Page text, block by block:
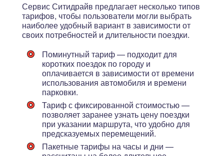
Сервис Ситидрайв предлагает несколько типов
тарифов, чтобы пользователи могли выбрать
наиболее удобный вариант в зависимости от
своих потребностей и длительности поездки.
Поминутный тариф — подходит для
коротких поездок по городу и
оплачивается в зависимости от времени
использования автомобиля и времени
парковки.
Тариф с фиксированной стоимостью —
позволяет заранее узнать цену поездки
при указании маршрута, что удобно для
предсказуемых перемещений.
Пакетные тарифы на часы и дни —